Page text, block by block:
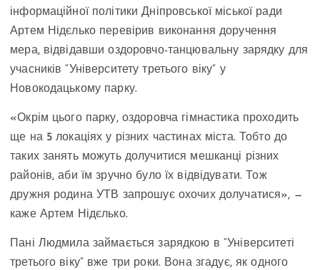
інформаційної політики Дніпровської міської ради
Артем Нідєлько перевірив виконання доручення
мера, відвідавши оздоровчо-танцювальну зарядку для
учасників “Університету третього віку” у
Новокодацькому парку.
«Окрім цього парку, оздоровча гімнастика проходить
ще на 5 локаціях у різних частинах міста. Тобто до
таких занять можуть долучитися мешканці різних
районів, аби їм зручно було їх відвідувати. Тож
дружня родина УТВ запрошує охочих долучатися», —
каже Артем Нідєлько.
Пані Людмила займається зарядкою в “Університеті
третього віку” вже три роки. Вона згадує, як одного